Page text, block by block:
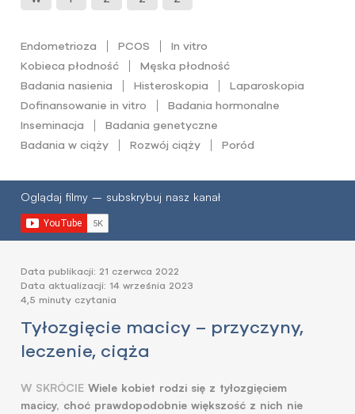
Endometrioza PCOS
In vitro
Kobieca płodność
Męska płodność
Badania nasienia
Histeroskopia
Laparoskopia
Dofinansowanie in vitro
Badania hormonalne
Inseminacja
Badania genetyczne
Badania w ciąży
Rozwój ciąży Poród
Oglądaj filmy – subskrybuj nasz kanał
Data publikacji: 21 czerwca 2022
Data aktualizacji: 14 września 2023
4,5 minuty czytania
Tyłozgięcie macicy – przyczyny,
leczenie, ciąża
W SKRÓCIE Wiele kobiet rodzi się z tyłozgięciem
macicy, choć prawdopodobnie większość z nich nie